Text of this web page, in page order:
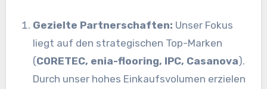
Gezielte Partnerschaften: Unser Fokus
liegt auf den strategischen Top-Marken
(CORETEC, enia-flooring, IPC, Casanova).
Durch unser hohes Einkaufsvolumen erzielen